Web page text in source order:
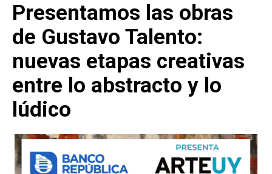
Presentamos las obras
de Gustavo Talento:
nuevas etapas creativas
entre lo abstracto y lo
lúdico